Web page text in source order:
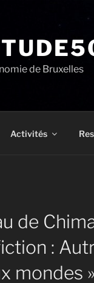
de Bruxelles
Activités
de
:
mondes »